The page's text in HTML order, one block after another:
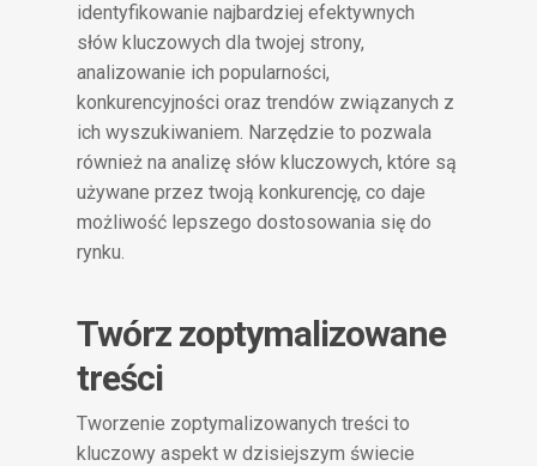
identyfikowanie najbardziej efektywnych
słów kluczowych dla twojej strony,
analizowanie ich popularności,
konkurencyjności oraz trendów związanych z
ich wyszukiwaniem. Narzędzie to pozwala
również na analizę słów kluczowych, które są
używane przez twoją konkurencję, co daje
możliwość lepszego dostosowania się do
rynku.
Twórz zoptymalizowane
treści
Tworzenie zoptymalizowanych treści to
kluczowy aspekt w dzisiejszym świecie